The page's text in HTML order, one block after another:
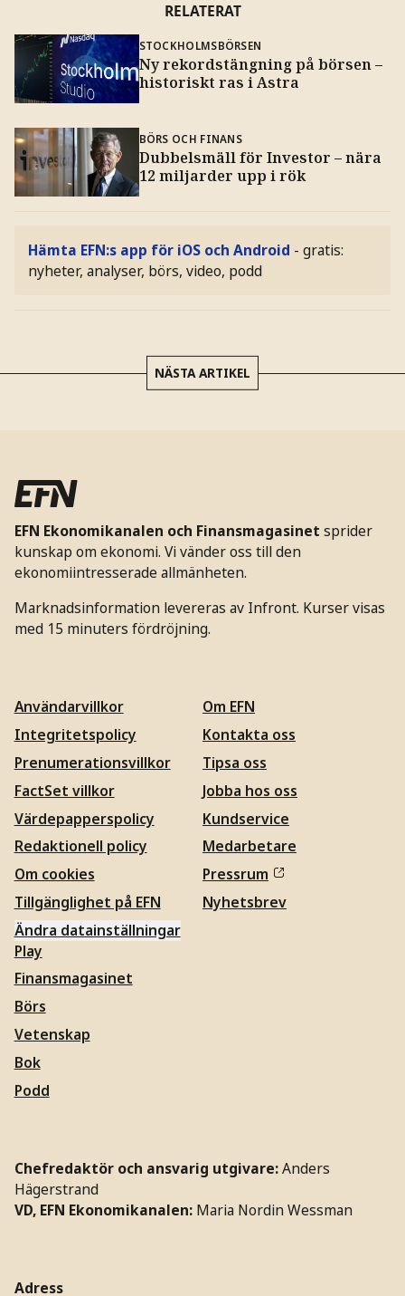
RELATERAT
STOCKHOLMSBÖRSEN
Ny rekordstängning på börsen –
historiskt ras i Astra
BÖRS OCH FINANS
Dubbelsmäll för Investor – nära
12 miljarder upp i rök
Hämta EFN:s app för iOS och Android - gratis:
nyheter, analyser, börs, video, podd
NÄSTA ARTIKEL
EFN Ekonomikanalen och Finansmagasinet sprider
kunskap om ekonomi. Vi vänder oss till den
ekonomiintresserade allmänheten.
Marknadsinformation levereras av Infront. Kurser visas
med 15 minuters fördröjning.
Användarvillkor
Integritetspolicy
Prenumerationsvillkor
FactSet villkor
Värdepapperspolicy
Redaktionell policy
Om cookies
Tillgänglighet på EFN
Ändra datainställningar
Om EFN
Kontakta oss
Tipsa oss
Jobba hos oss
Kundservice
Medarbetare
Pressrum
Nyhetsbrev
Play
Finansmagasinet
Börs
Vetenskap
Bok
Podd
Chefredaktör och ansvarig utgivare: Anders
Hägerstrand
VD, EFN Ekonomikanalen: Maria Nordin Wessman
Adress